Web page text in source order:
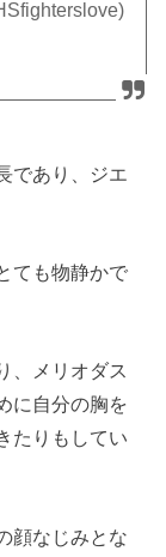
であり、ジエ
ても物静かで
、メリオダス
に自分の胸を
たりもしてい
顔なじみとな